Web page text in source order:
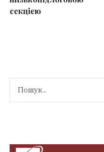
секцією